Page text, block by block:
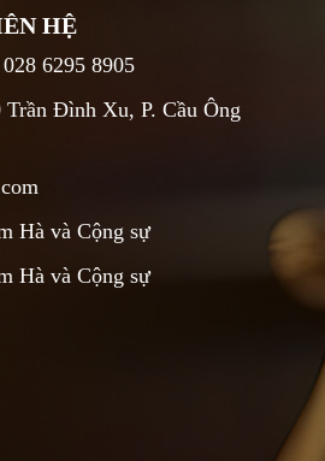
HỆ
6295 8905
Trần Đình Xu, P. Cầu Ông
Hà và Cộng sự
Hà và Cộng sự